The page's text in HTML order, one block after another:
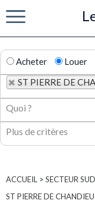
Acheter
Louer
ST PIERRE DE
ACCUEIL > SECTEUR
ST PIERRE DE CHANDIEU